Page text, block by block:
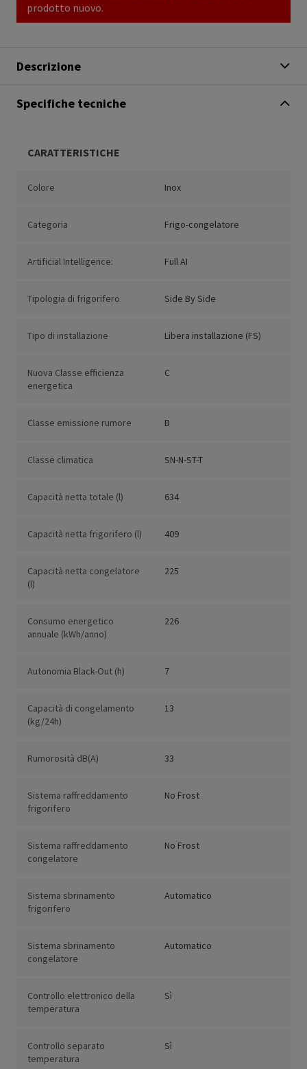
prodotto nuovo.
Descrizione
Specifiche tecniche
CARATTERISTICHE
Colore Inox
Categoria Frigo-congelatore
Artificial Intelligence: Full AI
Tipologia di frigorifero Side By Side
Tipo di installazione Libera installazione (FS)
Nuova Classe efficienza
energetica
C
Classe emissione rumore B
Classe climatica SN-N-ST-T
Capacità netta totale (l) 634
Capacità netta frigorifero (l) 409
Capacità netta congelatore
(l)
225
Consumo energetico
annuale (kWh/anno)
226
Autonomia Black-Out (h) 7
Capacità di congelamento
(kg/24h)
13
Rumorosità dB(A) 33
Sistema raffreddamento
frigorifero
No Frost
Sistema raffreddamento
congelatore
No Frost
Sistema sbrinamento
frigorifero
Automatico
Sistema sbrinamento
congelatore
Automatico
Controllo elettronico della
temperatura
Sì
Controllo separato
temperatura
Sì